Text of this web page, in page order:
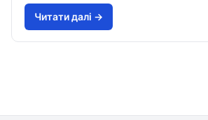
Читати далi →